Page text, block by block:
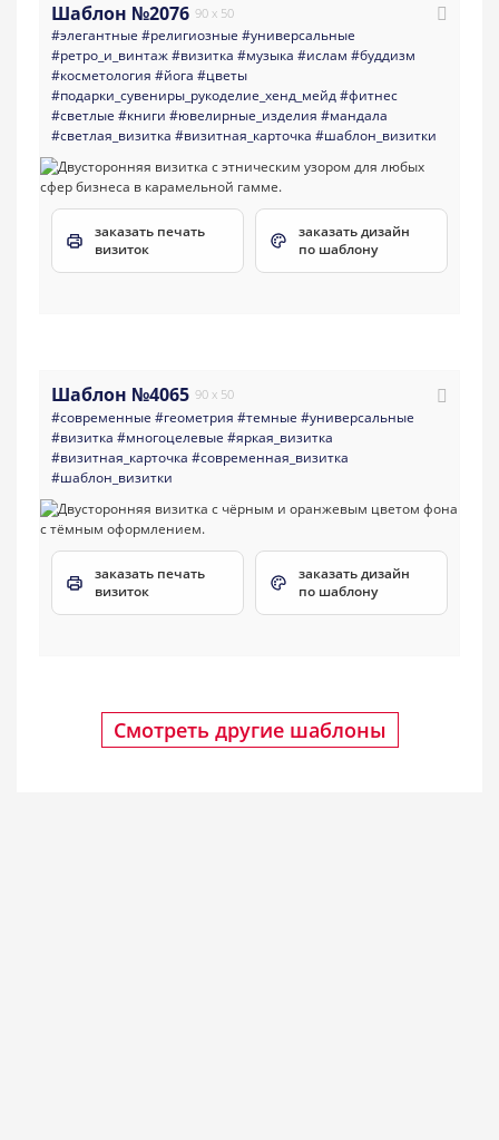
Шаблон №2076 90 x 50
#элегантные #религиозные #универсальные
#ретро_и_винтаж#визитка #музыка #ислам #буддизм
#косметология #йога #цветы
#подарки_сувениры_рукоделие_хенд_мейд#фитнес
#светлые #книги #ювелирные_изделия #мандала
#светлая_визитка #визитная_карточка #шаблон_визитки
заказать печать
визиток
заказать дизайн
по шаблону
Шаблон №4065 90 x 50
#современные #геометрия #темные #универсальные
#визитка #многоцелевые #яркая_визитка
#визитная_карточка #современная_визитка
#шаблон_визитки
заказать печать
визиток
заказать дизайн
по шаблону
Смотреть другие шаблоны